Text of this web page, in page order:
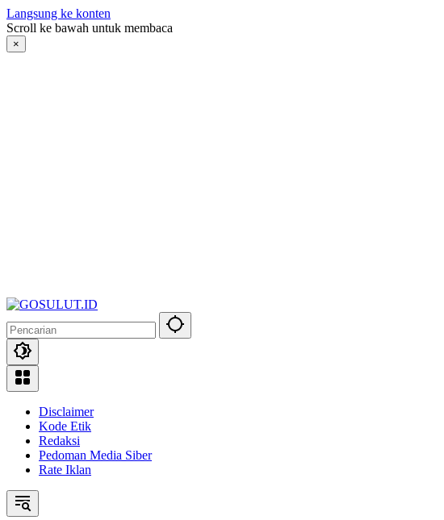
Langsung ke konten
Scroll ke bawah untuk membaca
×
Disclaimer
Kode Etik
Redaksi
Pedoman Media Siber
Rate Iklan